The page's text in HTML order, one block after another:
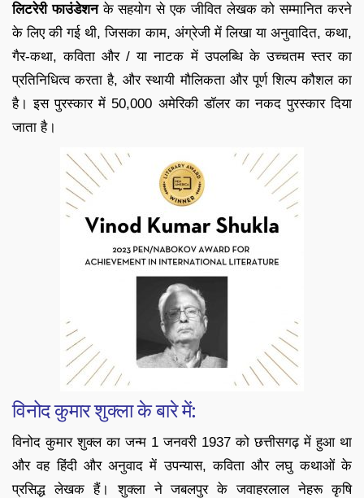
लिटरेरी फाउंडेशनके सहयोग से एक जीवित लेखक को सम्मानित करने
के लिए की गई थी, जिसका काम, अंग्रेजी में लिखा या अनुवादित, कथा,
गैर-कथा, कविता और / या नाटक में उपलब्धि के उच्चतम स्तर का
प्रतिनिधित्व करता है, और स्थायी मौलिकता और पूर्ण शिल्प कौशल का
है। इस पुरस्कार में 50,000 अमेरिकी डॉलर का नकद पुरस्कार दिया
जाता है।
विनोद कुमार शुक्ला के बारे में:
विनोद कुमार शुक्ल का जन्म 1 जनवरी 1937 को छत्तीसगढ़ में हुआ था
और वह हिंदी और अनुवाद में उपन्यास, कविता और लघु कथाओं के
प्रसिद्ध लेखक हैं। शुक्ला ने जबलपुर के जवाहरलाल नेहरू कृषि